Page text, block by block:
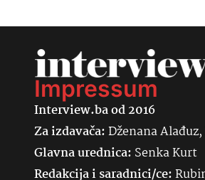
Impressum
Interview.ba od 2016
Za izdavača:Dženana
Glavna urednica: SenkaKurt
Redakcija i saradnici/ce: